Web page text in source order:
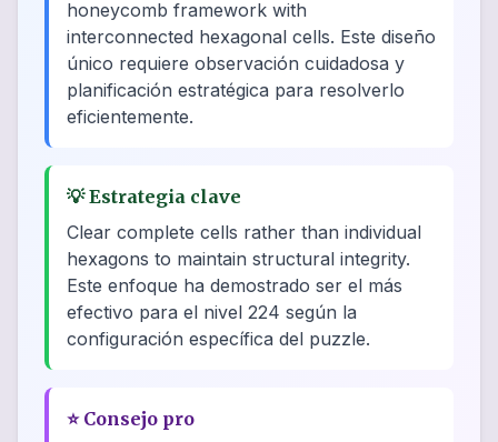
honeycomb framework with
interconnected hexagonal cells. Este diseño
único requiere observación cuidadosa y
planificación estratégica para resolverlo
eficientemente.
💡Estrategia clave
Clear complete cells rather than individual
hexagons to maintain structural integrity.
Este enfoque ha demostrado ser el más
efectivo para el nivel 224 según la
configuración específica del puzzle.
⭐ Consejo pro